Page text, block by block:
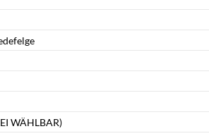
WÄHLBAR)